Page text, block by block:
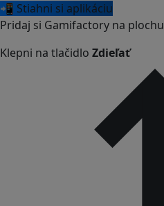
📲 Stiahni si aplikáciu
Pridaj si Gamifactory na plochu
Klepni na tlačidlo Zdieľať